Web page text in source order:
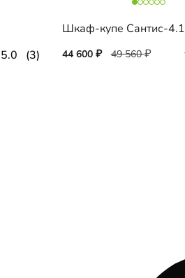
5.0 (3)
Шкаф-купе Сантис-4.1
44 600 49 560